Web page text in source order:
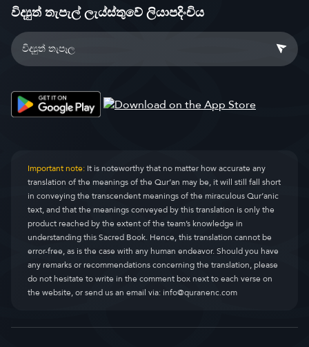
විද්‍යුත් තැපැල් ලැය්ස්තුවේ ලියාපදිංචිය
Important note:It is noteworthy that no matter how accurate any
translation of the meanings of the Qur’an may be, it will still fall short
in conveying the transcendent meanings of the miraculous Qur’anic
text, and that the meanings conveyed by this translation is only the
product reached by the extent of the team’s knowledge in
understanding this Sacred Book. Hence, this translation cannot be
error-free, as is the case with any human endeavor. Should you have
any remarks or recommendations concerning the translation, please
do not hesitate to write in the comment box next to each verse on
the website, or send us an email via:info@quranenc.com